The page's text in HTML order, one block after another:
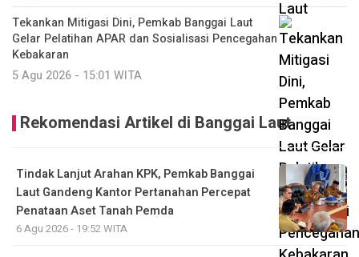
Tekankan Mitigasi Dini, Pemkab Banggai Laut
Gelar Pelatihan APAR dan Sosialisasi Pencegahan
Kebakaran
5 Agu 2026 - 15:01 WITA
Rekomendasi Artikel di Banggai Laut
Tindak Lanjut Arahan KPK, Pemkab Banggai
Laut Gandeng Kantor Pertanahan Percepat
Penataan Aset Tanah Pemda
6 Agu 2026 - 19:52 WITA